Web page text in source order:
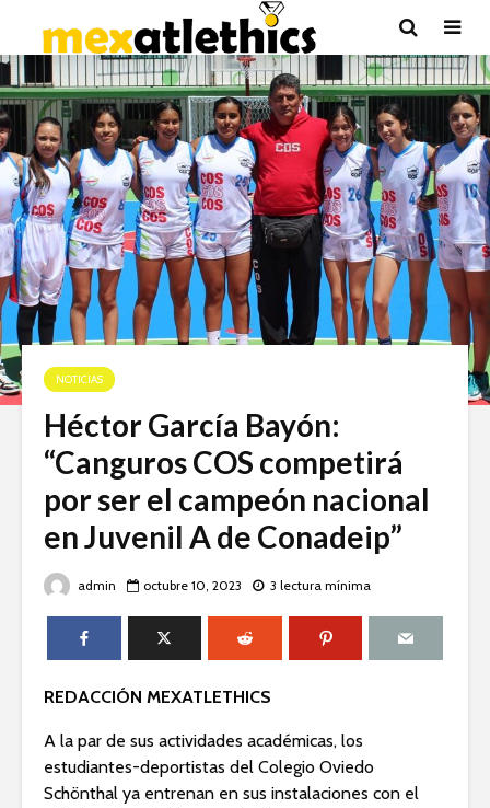
NOTICIAS
Héctor García Bayón:
“Canguros COS competirá
por ser el campeón nacional
en Juvenil A de Conadeip”
admin octubre 10, 2023 3 lectura mínima
REDACCIÓN MEXATLETHICS
A la par de sus actividades académicas, los
estudiantes-deportistas del Colegio Oviedo
Schönthal ya entrenan en sus instalaciones con el